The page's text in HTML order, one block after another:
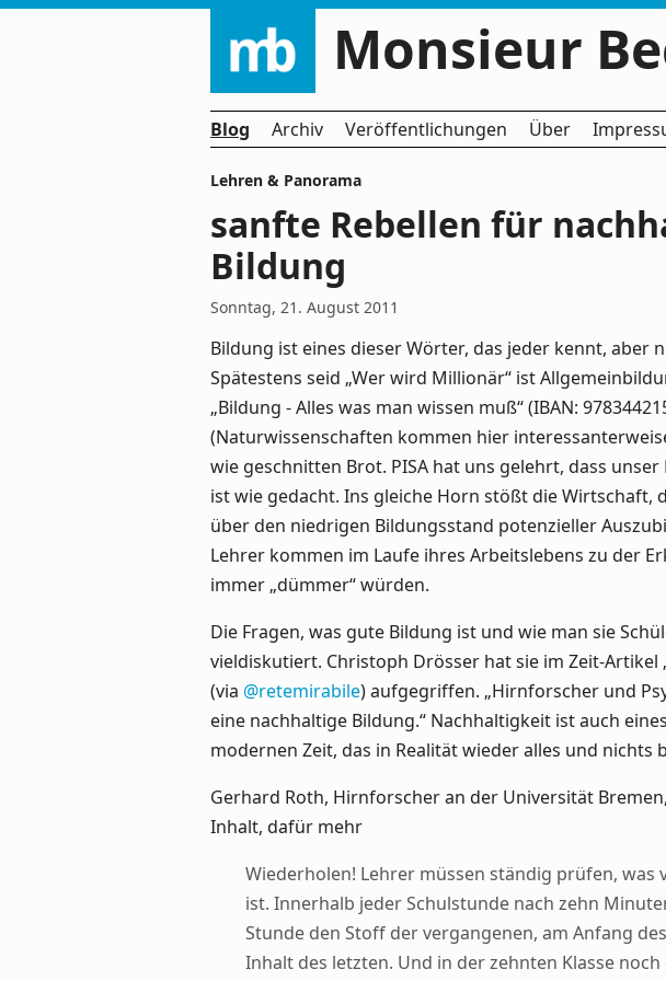
Monsieur
Blog Archiv Veröffentlichungen Über
Lehren & Panorama
sanfte Rebellen für
Bildung
Sonntag, 21. August 2011
Bildung ist eines dieser Wörter, das jeder kennt, aber
Spätestens seid „Wer wird Millionär“ ist
„Bildung - Alles was man wissen muß“ (IBAN:
(Naturwissenschaften kommen hier
wie geschnitten Brot. PISA hat uns gelehrt, dass
ist wie gedacht. Ins gleiche Horn stößt die Wirtschaft,
über den niedrigen Bildungsstand potenzieller
Lehrer kommen im Laufe ihres Arbeitslebens zu der
immer „dümmer“ würden.
Die Fragen, was gute Bildung ist und wie man sie
vieldiskutiert. Christoph Drösser hat sie im Zeit-Artikel
(via @retemirabile) aufgegriffen. „Hirnforscher und
eine nachhaltige Bildung.“ Nachhaltigkeit ist auch
modernen Zeit, das in Realität wieder alles und nichts
Gerhard Roth, Hirnforscher an der Universität
Inhalt, dafür mehr
Wiederholen! Lehrer müssen ständig prüfen, was
ist. Innerhalb jeder Schulstunde nach zehn
Stunde den Stoff der vergangenen, am Anfang
Inhalt des letzten. Und in der zehnten Klasse